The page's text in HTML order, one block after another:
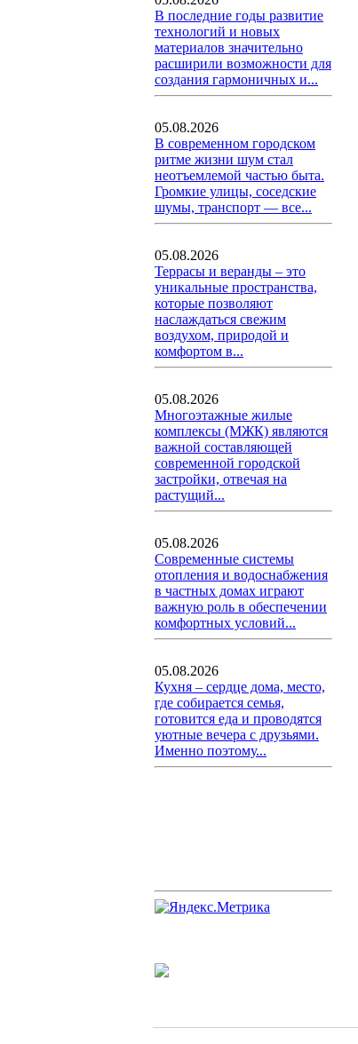
В последние годы развитие
технологий и новых
материалов значительно
расширили возможности для
создания гармоничных и...
05.08.2026
В современном городском
ритме жизни шум стал
неотъемлемой частью быта.
Громкие улицы, соседские
шумы, транспорт — все...
05.08.2026
Террасы и веранды – это
уникальные пространства,
которые позволяют
наслаждаться свежим
воздухом, природой и
комфортом в...
05.08.2026
Многоэтажные жилые
комплексы (МЖК) являются
важной составляющей
современной городской
застройки, отвечая на
растущий...
05.08.2026
Современные системы
отопления и водоснабжения
в частных домах играют
важную роль в обеспечении
комфортных условий...
05.08.2026
Кухня – сердце дома, место,
где собирается семья,
готовится еда и проводятся
уютные вечера с друзьями.
Именно поэтому...